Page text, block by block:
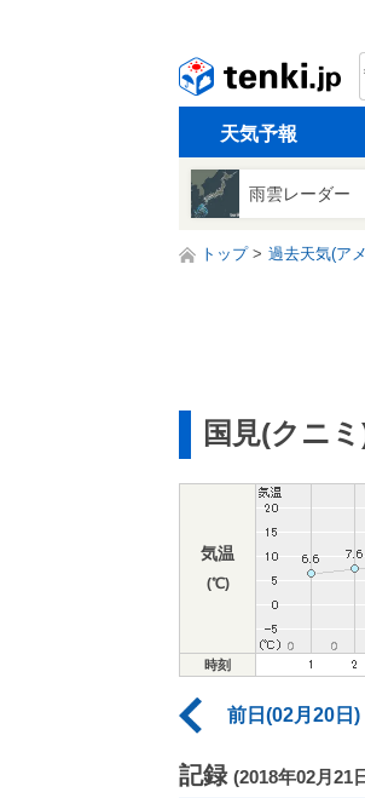
天気予報
雨雲レーダー
トップ 過去天気(ア
国見(クニ
気温
(℃)
時刻
前日(02月20日)
記録 (2018年02月21